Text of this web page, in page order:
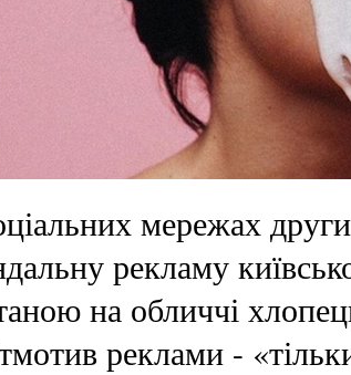
мережах
рекламу
на обличчі
реклами -